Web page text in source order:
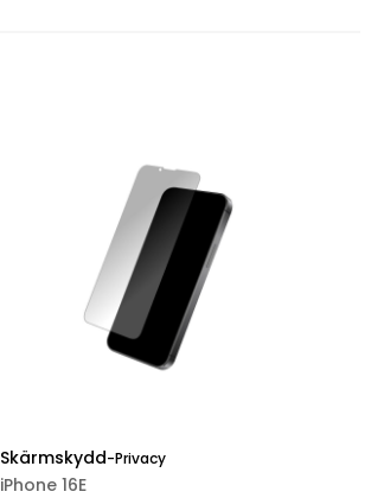
Skärmskydd-Privacy
iPhone 16E